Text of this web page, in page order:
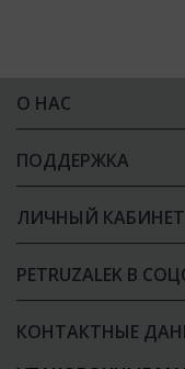
О НАС
ПОДДЕРЖКА
ЛИЧНЫЙ КАБИНЕТ
PETRUZALEK В
КОНТАКТНЫЕ